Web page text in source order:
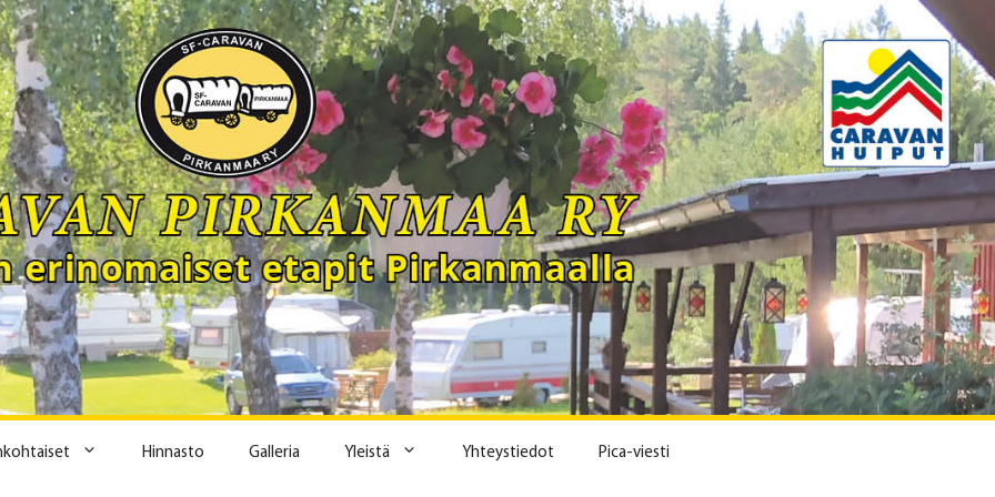
Hinnasto Galleria Yleistä Yhteystiedot Pica-viesti